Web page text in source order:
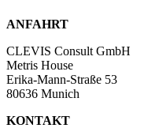
ANFAHRT
CLEVIS Consult GmbH
Metris House
Erika-Mann-Straße 53
80636 Munich
KONTAKT